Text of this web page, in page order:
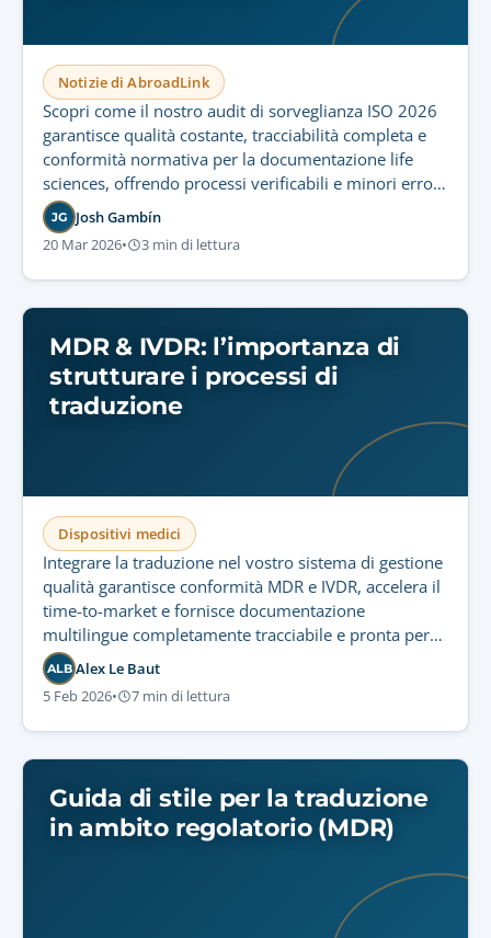
Notizie di AbroadLink
Scopri come il nostro audit di sorveglianza ISO 2026
garantisce qualità costante, tracciabilità completa e
conformità normativa per la documentazione life
sciences, offrendo processi verificabili e minori errori
di traduzione.
JG Josh Gambín
20 Mar 2026• 3 min di lettura
MDR & IVDR: l’importanza di
strutturare i processi di
traduzione
Dispositivi medici
Integrare la traduzione nel vostro sistema di gestione
qualità garantisce conformità MDR e IVDR, accelera il
time-to-market e fornisce documentazione
multilingue completamente tracciabile e pronta per
gli audit.
ALB Alex Le Baut
5 Feb 2026• 7 min di lettura
Guida di stile per la traduzione
in ambito regolatorio (MDR)